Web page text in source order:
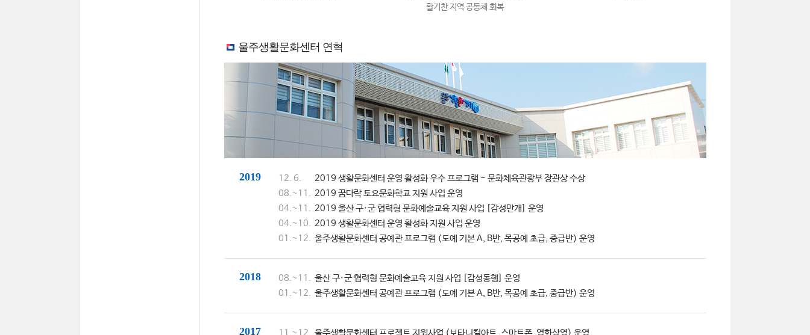
활기찬 지역 공동체 회복
울주생활문화센터 연혁
2019 12. 6.
2019 생활문화센터 운영 활성화 우수 프로그램 - 문화체육관광부 장관상 수상
08.~11. 2019 꿈다락 토요문화학교 지원 사업 운영
04.~11. 2019 울산 구·군 협력형 문화예술교육 지원 사업 [감성만개] 운영
04.~10. 2019 생활문화센터 운영 활성화 지원 사업 운영
01.~12. 울주생활문화센터 공예관 프로그램 (도예 기본 A, B반, 목공예 초급, 중급반) 운영
2018 08.~11. 울산 구·군 협력형 문화예술교육 지원 사업 [감성동행] 운영
01.~12. 울주생활문화센터 공예관 프로그램 (도예 기본 A, B반, 목공예 초급, 중급반) 운영
2017 11.~12. 울주생활문화센터 프로젝트 지원사업 (보타니컬아트, 스마트폰, 영화상영) 운영